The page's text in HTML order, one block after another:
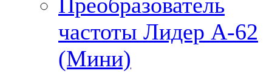
частоты Лидер А-62
(Мини)